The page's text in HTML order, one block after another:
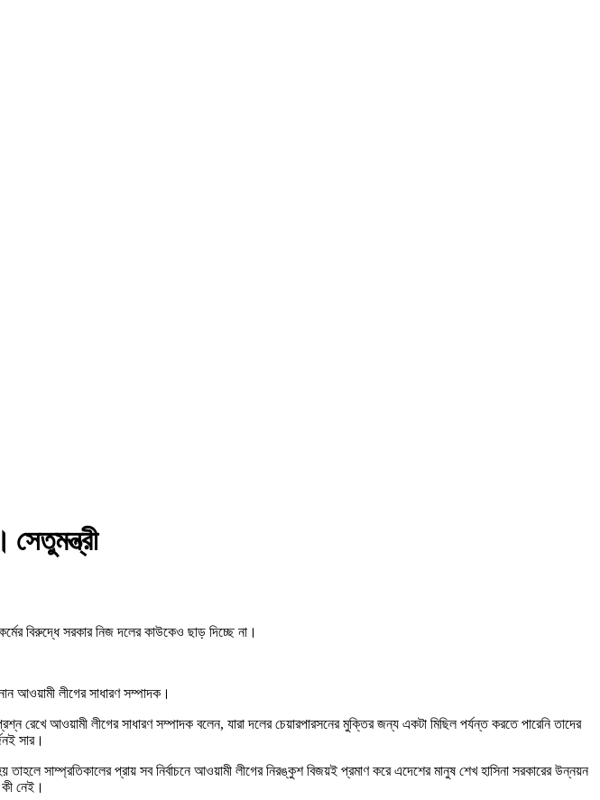
বিরুদ্ধে সরকার নিজ দলের কাউকেও ছাড় দিচ্ছে না।
আওয়ামী লীগের সাধারণ সম্পাদক।
আওয়ামী লীগের সাধারণ সম্পাদক বলেন, যারা দলের চেয়ারপারসনের মুক্তির জন্য একটা মিছিল পর্যন্ত করতে পারেনি তাদের
সার।
সাম্প্রতিকালের প্রায় সব নির্বাচনে আওয়ামী লীগের নিরঙ্কুশ বিজয়ই প্রমাণ করে এদেশের মানুষ শেখ হাসিনা সরকারের উন্নয়ন
নেই।